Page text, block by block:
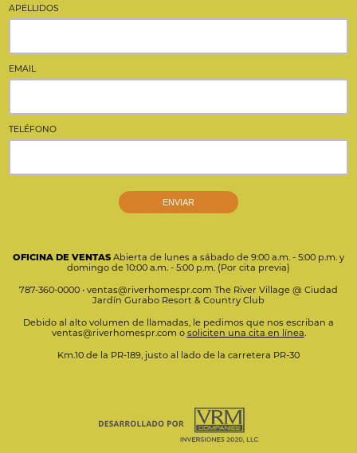
APELLIDOS
EMAIL
TELÉFONO
OFICINA DE VENTAS Abierta de lunes a sábado de 9:00 a.m. - 5:00 p.m. y
domingo de 10:00 a.m. - 5:00 p.m. (Por cita previa)
787-360-0000 • ventas@riverhomespr.com
The River Village @ Ciudad
Jardín Gurabo Resort & Country Club
Debido al alto volumen de llamadas, le pedimos que nos escriban a
ventas@riverhomespr.com o soliciten una cita en línea.
Km.10 de la PR-189, justo al lado de la carretera PR-30